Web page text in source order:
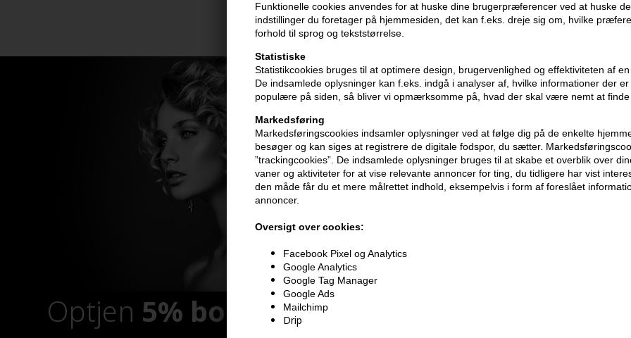
Funktionelle cookies anvendes for at huske dine brugerpræferencer ved at huske
indstillinger du foretager på hjemmesiden, det kan f.eks. dreje sig om, hvilke
forhold til sprog og tekststørrelse.
Statistiske
Statistikcookies bruges til at optimere design, brugervenlighed og effektiviteten af
De indsamlede oplysninger kan f.eks. indgå i analyser af, hvilke informationer der
populære på siden, så bliver vi opmærksomme på, hvad der skal være nemt at finde
Markedsføring
Markedsføringscookies indsamler oplysninger ved at følge dig på de enkelte
besøger og kan siges at registrere de digitale fodspor, du sætter.
”trackingcookies”. De indsamlede oplysninger bruges til at skabe et overblik over
vaner og aktiviteter for at vise relevante annoncer for ting, du tidligere har vist
den måde får du et mere målrettet indhold, eksempelvis i form af foreslået
annoncer.
Oversigt over cookies:
Facebook Pixel og Analytics
Google Analytics
Google Tag Manager
Google Ads
Mailchimp
Drip
IdHAIR Elements Xclusive
Optjen 5% bonuskroner